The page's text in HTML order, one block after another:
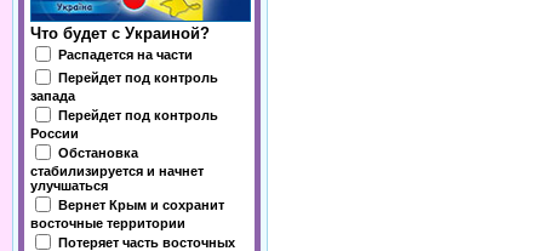
Что будет с Украиной?
Распадется на части
Перейдет под контроль
запада
Перейдет под контроль
России
Обстановка
стабилизируется и начнет
улучшаться
Вернет Крым и сохранит
восточные территории
Потеряет часть восточных